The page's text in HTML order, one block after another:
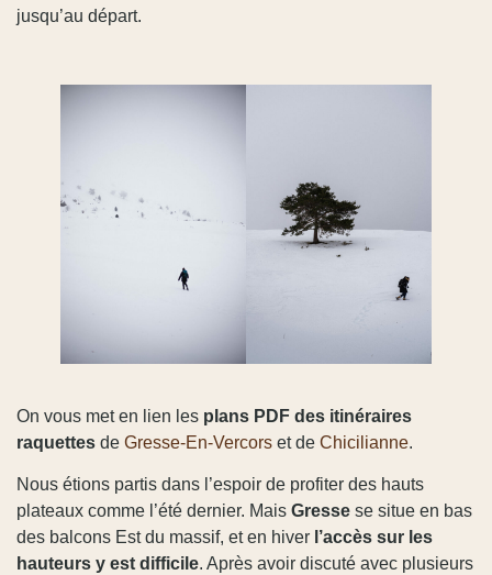
jusqu’au départ.
On vous met en lien les plans PDF des itinéraires
raquettes de Gresse-En-Vercors et de Chicilianne.
Nous étions partis dans l’espoir de profiter des hauts
plateaux comme l’été dernier. Mais Gresse se situe en bas
des balcons Est du massif, et en hiver l’accès sur les
hauteurs y est difficile. Après avoir discuté avec plusieurs